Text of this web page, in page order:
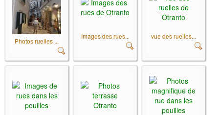
Photos ruelles ...
Images des rues... vue des ruelles...